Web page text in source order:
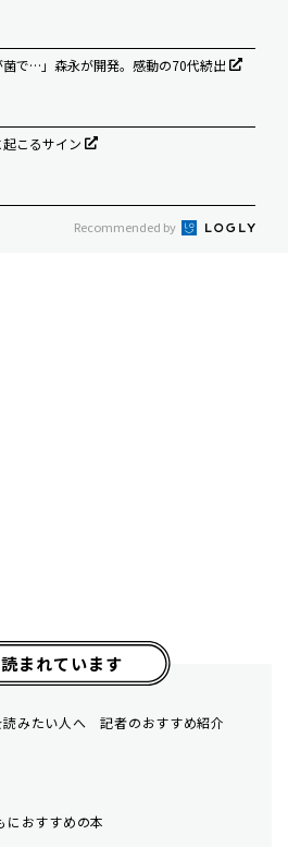
菌で…」森永が開発。感動の70代続出
起こるサイン
Recommended by
まれています
読みたい人へ 記者のおすすめ紹介
におすすめの本